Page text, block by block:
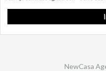
NewCasa